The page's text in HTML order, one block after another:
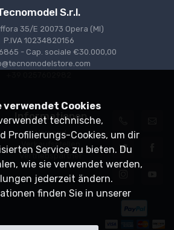
S.r.l.
35/E 20073 Opera (MI)
P.IVA 10234820156
- Cap. sociale €30.000,00
Informationen
Versand
Verkaufsstellen
Vertriebspartner
verwendet Cookies
technische,
Profilierungs-Cookies, um dir
Service zu bieten. Du
wie sie verwendet werden,
jederzeit ändern.
finden Sie in unserer